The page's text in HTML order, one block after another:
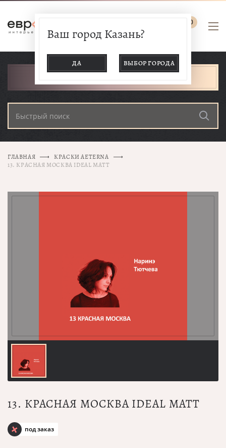
0
Ваш город Казань?
ДА ВЫБОР ГОРОДА
ГЛАВНАЯ
КРАСКИ AETERNA
13. КРАСНАЯ МОСКВА IDEAL MATT
13. КРАСНАЯ МОСКВА IDEAL MATT
под заказ